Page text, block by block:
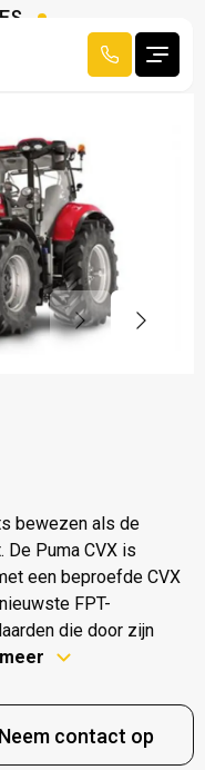
175 CVX
bewezen als de
Puma CVX is
een beproefde CVX
FPT-
die door zijn
Neem contact op